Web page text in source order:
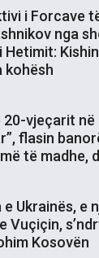
i Forcave
nga
Hetimit:
kohësh
20-vjeçarit
flasin
të madhe,
e Ukrainës, e
Vuçiçin,
Kosovën